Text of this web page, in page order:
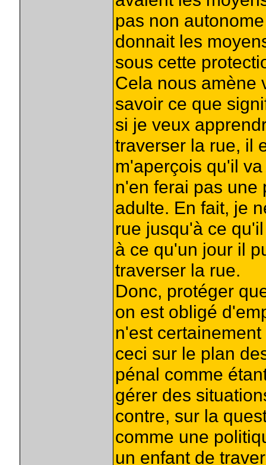
pas non
donnait les
sous cette
Cela nous amène
savoir ce que
si je veux
traverser la rue, il
m'aperçois qu'il
n'en ferai pas une
adulte. En fait, je
rue jusqu'à ce
à ce qu'un jour il
traverser la rue.
Donc, protéger
on est obligé
n'est
ceci sur le plan
pénal comme
gérer des
contre, sur la
comme une
un enfant de